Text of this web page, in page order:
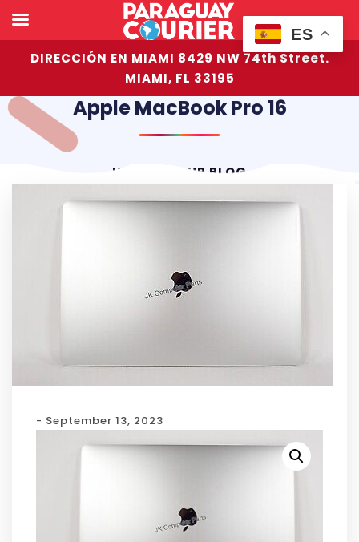
DIRECCIÓN EN MIAMI 8429 NW 74th Street.
MIAMI, FL 33195
Apple MacBook Pro 16
HOME OUR BLOG
- September 13, 2023
ES